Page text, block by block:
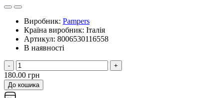
Виробник: Pampers
Країна виробник: Італія
Артикул: 8006530116558
В наявності
- +
180.00 грн
До кошика